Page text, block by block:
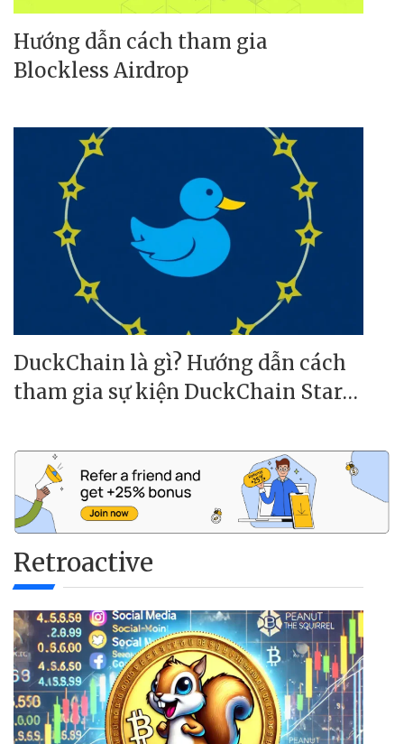
Hướng dẫn cách tham gia
Blockless Airdrop
DuckChain là gì? Hướng dẫn cách
tham gia sự kiện DuckChain Star
Retroactive